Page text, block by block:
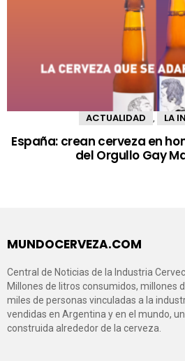
ACTUALIDAD LA
España: crean cerveza en
del Orgullo Gay
MUNDOCERVEZA.COM
Central de Noticias de la Industria
Millones de litros consumidos, millones
miles de personas vinculadas a la
vendidas en Argentina y en el mundo,
construida alrededor de la cerveza.